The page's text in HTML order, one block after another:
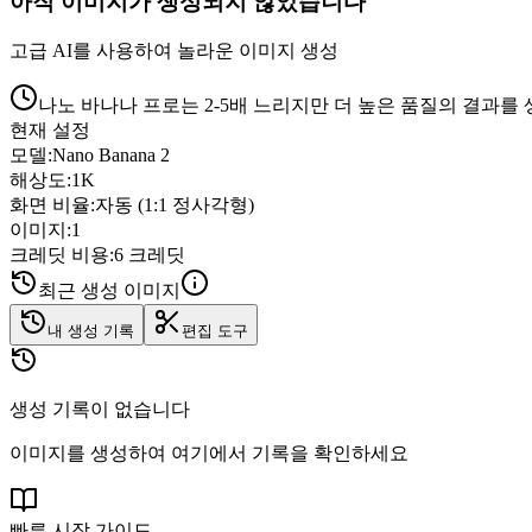
고급 AI를 사용하여 놀라운 이미지 생성
나노 바나나 프로는 2-5배 느리지만 더 높은 품질의 결과를
현재 설정
모델:Nano Banana 2
해상도:1K
화면 비율:자동 (1:1 정사각형)
이미지 :1
크레딧 비용:6 크레딧
최근 생성 이미지
내 생성 기록 편집 도구
생성 기록이 없습니다
이미지를 생성하여 여기에서 기록을 확인하세요